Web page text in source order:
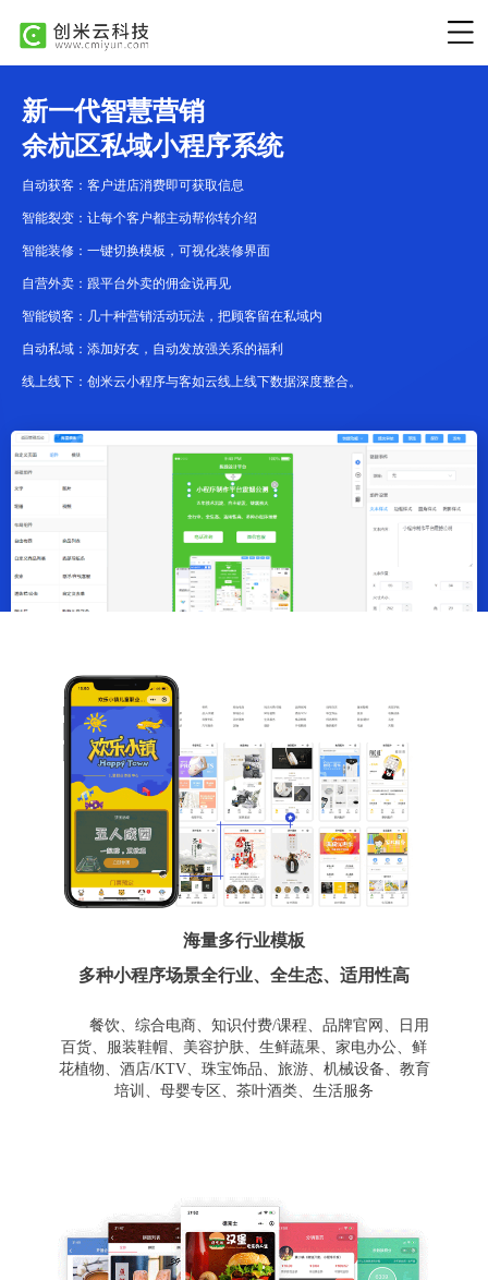
新一代智慧营销
余杭区私域小程序系统
自动获客：客户进店消费即可获取信息
智能裂变：让每个客户都主动帮你转介绍
智能装修：一键切换模板，可视化装修界面
自营外卖：跟平台外卖的佣金说再见
智能锁客：几十种营销活动玩法，把顾客留在私域内
自动私域：添加好友，自动发放强关系的福利
线上线下：创米云小程序与客如云线上线下数据深度整合。
海量多行业模板
多种小程序场景全行业、全生态、适用性高
餐饮、综合电商、知识付费/课程、品牌官网、日用
百货、服装鞋帽、美容护肤、生鲜蔬果、家电办公、鲜
花植物、酒店/KTV、珠宝饰品、旅游、机械设备、教育
培训、母婴专区、茶叶酒类、生活服务